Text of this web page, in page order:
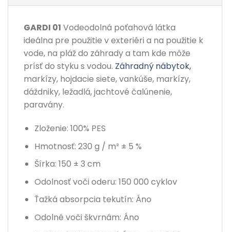
GARDI 01 Vodeodolná poťahová látka
ideálna pre použitie v exteriéri a na použitie k
vode, na pláž do záhrady a tam kde môže
prísť do styku s vodou. Záhradný nábytok,
markízy, hojdacie siete, vankúše, markízy,
dáždniky, ležadlá, jachtové čalúnenie,
paravány.
Zloženie: 100% PES
Hmotnosť: 230 g / m² ± 5 %
Šírka: 150 ± 3 cm
Odolnosť voči oderu: 150 000 cyklov
Ťažká absorpcia tekutín: Áno
Odolné voči škvrnám: Áno